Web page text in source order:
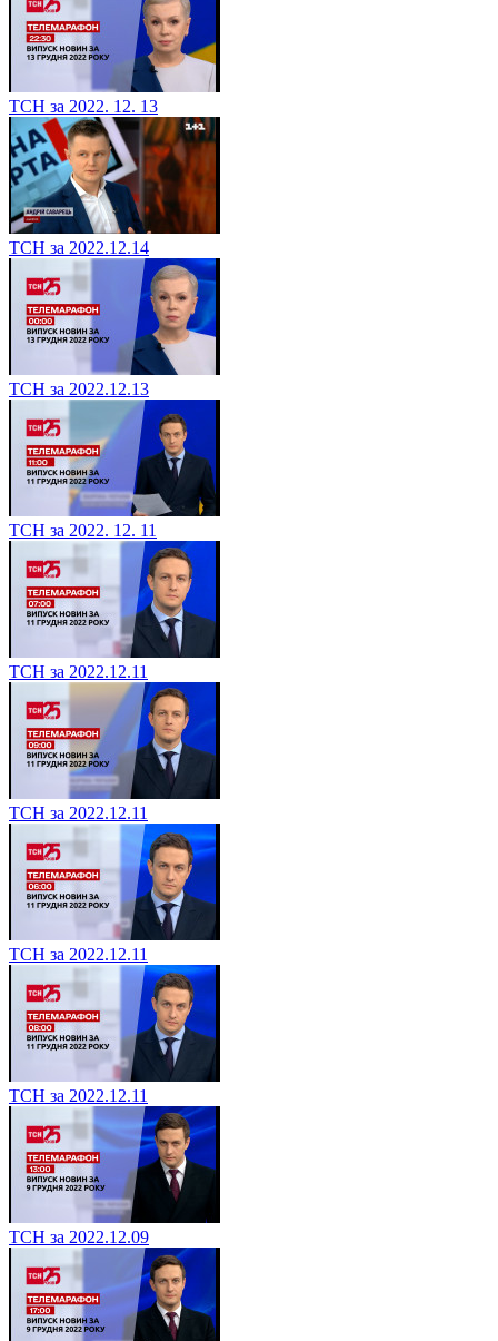
ТСН за 2022. 12. 13
ТСН за 2022.12.14
ТСН за 2022.12.13
ТСН за 2022. 12. 11
ТСН за 2022.12.11
ТСН за 2022.12.11
ТСН за 2022.12.11
ТСН за 2022.12.11
ТСН за 2022.12.09